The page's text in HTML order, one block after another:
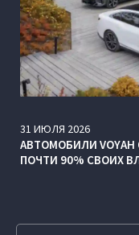
31 ИЮЛЯ 2026
АВТОМОБИЛИ
ПОЧТИ 90% СВОИХ